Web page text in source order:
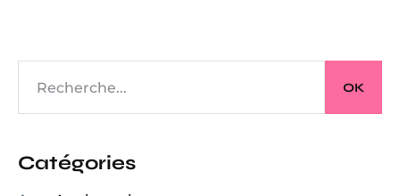
OK
Catégories